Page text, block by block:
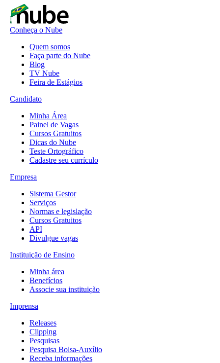
Conheça o Nube
Quem somos
Faça parte do Nube
Blog
TV Nube
Feira de Estágios
Candidato
Minha Área
Painel de Vagas
Cursos Gratuitos
Dicas do Nube
Teste Ortográfico
Cadastre seu currículo
Empresa
Sistema Gestor
Serviços
Normas e legislação
Cursos Gratuitos
API
Divulgue vagas
Instituição de Ensino
Minha área
Benefícios
Associe sua instituição
Imprensa
Releases
Clipping
Pesquisas
Pesquisa Bolsa-Auxílio
Receba informações